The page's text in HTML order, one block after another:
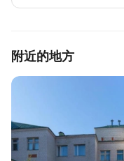
附近的地方